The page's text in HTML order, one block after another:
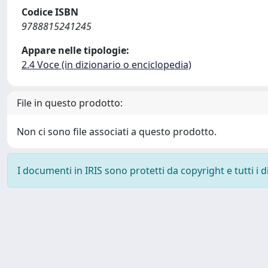
Codice ISBN
9788815241245
Appare nelle tipologie:
2.4 Voce (in dizionario o enciclopedia)
File in questo prodotto:
Non ci sono file associati a questo prodotto.
I documenti in IRIS sono protetti da copyright e tutti i